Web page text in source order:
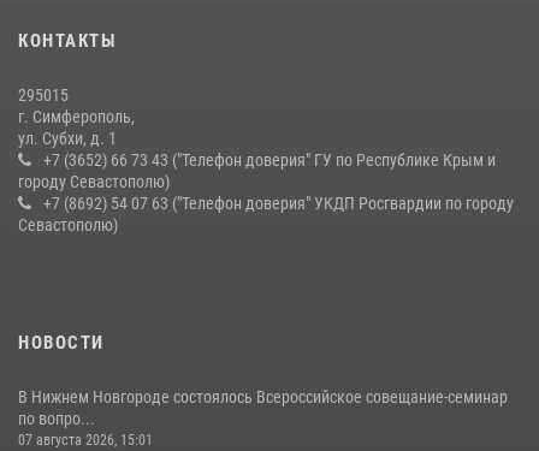
КОНТАКТЫ
295015
г. Симферополь,
ул. Субхи, д. 1
+7 (3652) 66 73 43 ("Телефон доверия" ГУ по Республике Крым и
городу Севастополю)
+7 (8692) 54 07 63 ("Телефон доверия" УКДП Росгвардии по городу
Севастополю)
НОВОСТИ
В Нижнем Новгороде состоялось Всероссийское совещание-семинар
по вопро...
07 августа 2026, 15:01